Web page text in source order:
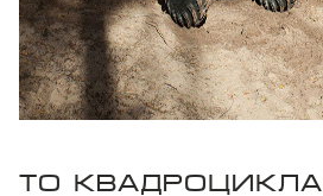
ТО КВАДРОЦИКЛА